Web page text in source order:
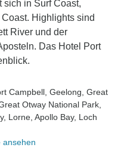
sich in Surf Coast,
Highlights sind
River und der
Das Hotel Port
Campbell , Geelong , Great
Great Otway National Park
, Lorne , Apollo Bay, Loch
ansehen